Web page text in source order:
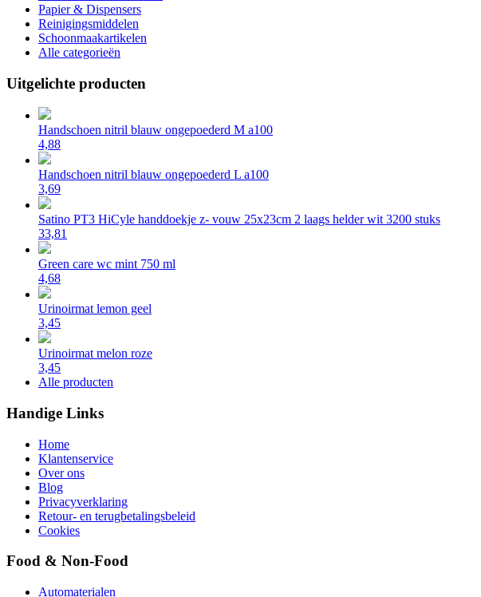
Papier & Dispensers
Reinigingsmiddelen
Schoonmaakartikelen
Alle categorieën
Uitgelichte producten
Handschoen nitril blauw ongepoederd M a100
4,88
Handschoen nitril blauw ongepoederd L a100
3,69
Satino PT3 HiCyle handdoekje z- vouw 25x23cm 2 laags helder wit 3200 stuks
33,81
Green care wc mint 750 ml
4,68
Urinoirmat lemon geel
3,45
Urinoirmat melon roze
3,45
Alle producten
Handige Links
Home
Klantenservice
Over ons
Blog
Privacyverklaring
Retour- en terugbetalingsbeleid
Cookies
Food & Non-Food
Automaterialen